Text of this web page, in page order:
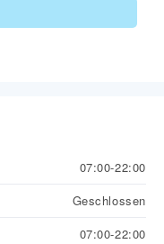
07:00-22:00
Geschlossen
07:00-22:00